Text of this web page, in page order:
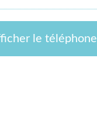
le téléphone